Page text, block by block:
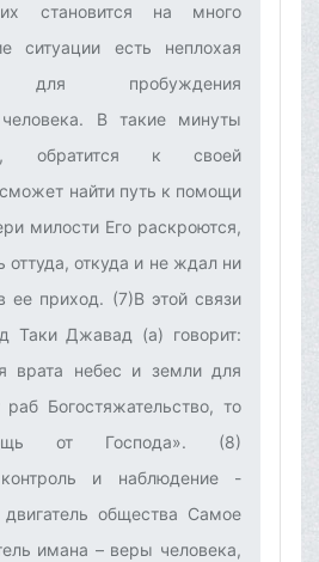
становится на много
ситуации есть неплохая
для пробуждения
человека. В такие минуты
обратится к своей
найти путь к помощи
милости Его раскроются,
откуда и не ждал ни
ее приход. (7)В этой связи
Джавад (а) говорит:
врата небес и земли для
Богостяжательство, то
от Господа». (8)
и наблюдение -
общества‌ Самое
имана – веры человека,